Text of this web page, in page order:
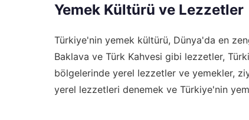
Yemek Kültürü ve Lezzetler
Türkiye'nin yemek kültürü, Dünya'da en
Baklava ve Türk Kahvesi gibi lezzetler,
bölgelerinde yerel lezzetler ve yemekler,
yerel lezzetleri denemek ve Türkiye'nin